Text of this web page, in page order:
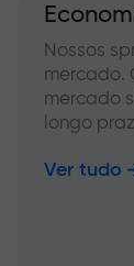
Nossos
mercado.
mercado
longo
Ver tudo